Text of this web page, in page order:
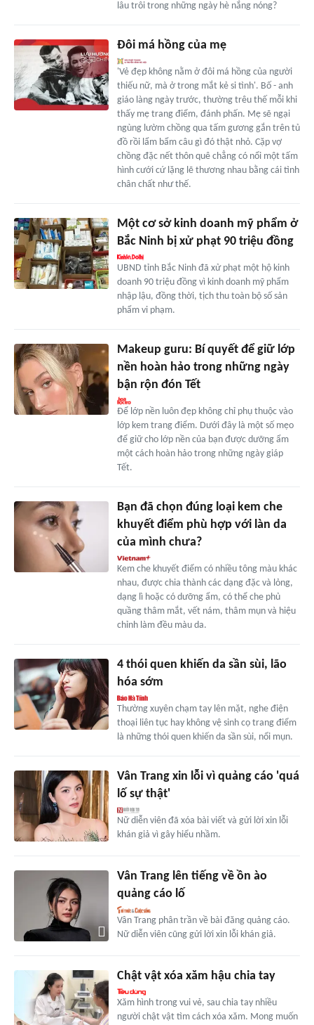
lâu trôi trong những ngày hè nắng nóng?
Đôi má hồng của mẹ
'Vẻ đẹp không nằm ở đôi má hồng của người
thiếu nữ, mà ở trong mắt kẻ si tình'. Bố - anh
giáo làng ngày trước, thường trêu thế mỗi khi
thấy mẹ trang điểm, đánh phấn. Mẹ sẽ ngại
ngùng lườm chồng qua tấm gương gắn trên tủ
đồ rồi lẩm bẩm câu gì đó thật nhỏ. Cặp vợ
chồng đặc nết thôn quê chẳng có nổi một tấm
hình cưới cứ lặng lẽ thương nhau bằng cái tình
chân chất như thế.
Một cơ sở kinh doanh mỹ phẩm ở
Bắc Ninh bị xử phạt 90 triệu đồng
UBND tỉnh Bắc Ninh đã xử phạt một hộ kinh
doanh 90 triệu đồng vì kinh doanh mỹ phẩm
nhập lậu, đồng thời, tịch thu toàn bộ số sản
phẩm vi phạm.
Makeup guru: Bí quyết để giữ lớp
nền hoàn hảo trong những ngày
bận rộn đón Tết
Để lớp nền luôn đẹp không chỉ phụ thuộc vào
lớp kem trang điểm. Dưới đây là một số mẹo
để giữ cho lớp nền của bạn được dưỡng ẩm
một cách hoàn hảo trong những ngày giáp
Tết.
Bạn đã chọn đúng loại kem che
khuyết điểm phù hợp với làn da
của mình chưa?
Kem che khuyết điểm có nhiều tông màu khác
nhau, được chia thành các dạng đặc và lỏng,
dạng lì hoặc có dưỡng ẩm, có thể che phủ
quầng thâm mắt, vết nám, thâm mụn và hiệu
chỉnh làm đều màu da.
4 thói quen khiến da sần sùi, lão
hóa sớm
Thường xuyên chạm tay lên mặt, nghe điện
thoại liên tục hay không vệ sinh cọ trang điểm
là những thói quen khiến da sần sùi, nổi mụn.
Vân Trang xin lỗi vì quảng cáo 'quá
lố sự thật'
Nữ diễn viên đã xóa bài viết và gửi lời xin lỗi
khán giả vì gây hiểu nhầm.
Vân Trang lên tiếng về ồn ào
quảng cáo lố
Vân Trang phân trần về bài đăng quảng cáo.
Nữ diễn viên cũng gửi lời xin lỗi khán giả.
Chật vật xóa xăm hậu chia tay
Xăm hình trong vui vẻ, sau chia tay nhiều
người chật vật tìm cách xóa xăm. Mong muốn